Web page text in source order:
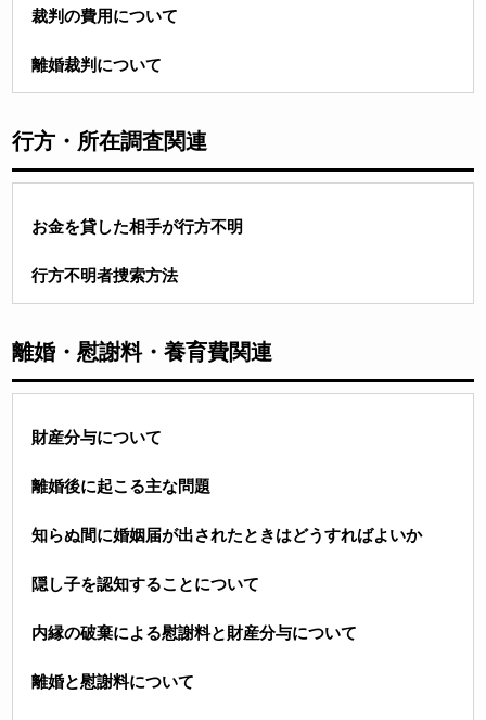
裁判の費用について
離婚裁判について
行方・所在調査関連
お金を貸した相手が行方不明
行方不明者捜索方法
離婚・慰謝料・養育費関連
財産分与について
離婚後に起こる主な問題
知らぬ間に婚姻届が出されたときはどうすればよいか
隠し子を認知することについて
内縁の破棄による慰謝料と財産分与について
離婚と慰謝料について